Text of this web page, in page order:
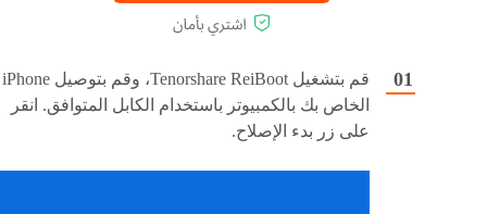
قم بتشغيل Tenorshare ReiBoot، وقم بتوصيل iPhone
الخاص بك بالكمبيوتر باستخدام الكابل المتوافق. انقر
على زر بدء الإصلاح.